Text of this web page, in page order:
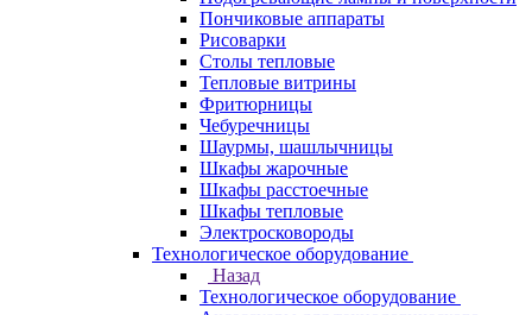
Пончиковые аппараты
Рисоварки
Столы тепловые
Тепловые витрины
Фритюрницы
Чебуречницы
Шаурмы, шашлычницы
Шкафы жарочные
Шкафы расстоечные
Шкафы тепловые
Электросковороды
Технологическое оборудование
Назад
Технологическое оборудование